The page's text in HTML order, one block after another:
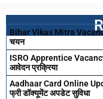
Bihar Vikas Mitra Vacancy
चयन
ISRO Apprentice Vacancy
आवेदन प्रक्रिया
Aadhaar Card Online
फ्री डॉक्यूमेंट अपडेट सुविधा